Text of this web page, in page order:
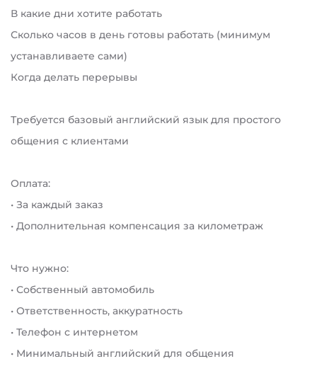
В какие дни хотите работать
Сколько часов в день готовы работать (минимум
устанавливаете сами)
Когда делать перерывы
Требуется базовый английский язык для простого
общения с клиентами
Оплата:
• За каждый заказ
• Дополнительная компенсация за километраж
Что нужно:
• Собственный автомобиль
• Ответственность, аккуратность
• Телефон с интернетом
• Минимальный английский для общения